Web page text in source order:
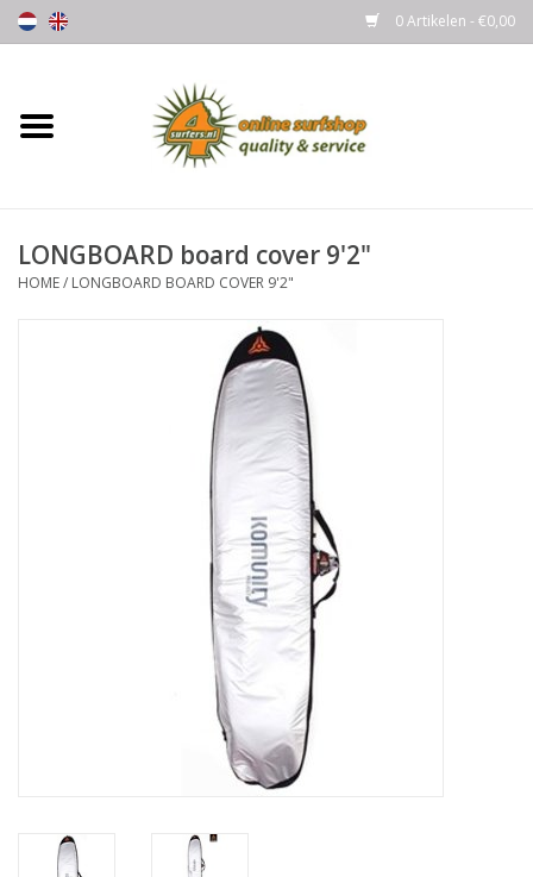
0 Artikelen - €0,00
Home
Wetsuits
Merken
LONGBOARD board cover 9'2"
HOME/ LONGBOARD BOARD COVER 9'2"